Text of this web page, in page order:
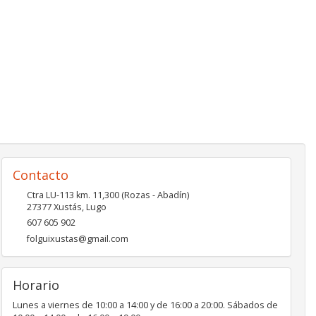
Contacto
Ctra LU-113 km. 11,300 (Rozas - Abadín)
27377Xustás,Lugo
607 605 902
folguixustas@gmail.com
Horario
Lunes a viernes de 10:00 a 14:00 y de 16:00 a 20:00. Sábados de